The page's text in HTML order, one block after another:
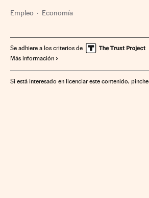
Empleo Economía
Se adhiere a los criterios de
Más información
Si está interesado en licenciar este contenido, pinche